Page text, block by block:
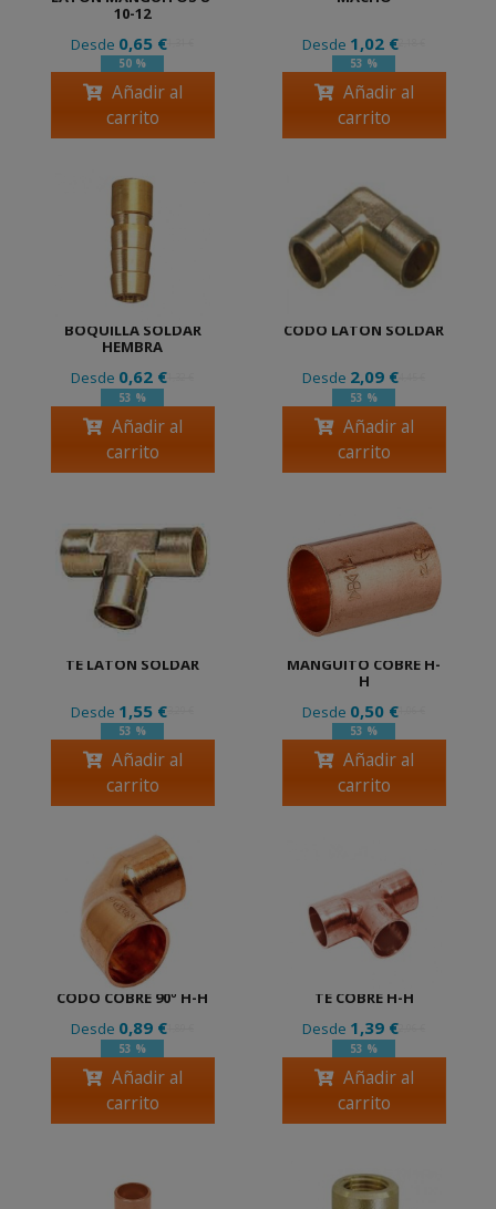
10-12
Desde 0,65 €
50 %
Añadir al
carrito
Desde 1,02 €
53 %
Añadir al
carrito
BOQUILLA SOLDAR
HEMBRA
Desde 0,62 €
53 %
Añadir al
carrito
CODO LATON SOLDAR
Desde 2,09 €
53 %
Añadir al
carrito
TE LATON SOLDAR
Desde 1,55 €
53 %
Añadir al
carrito
MANGUITO COBRE H-
H
Desde 0,50 €
53 %
Añadir al
carrito
CODO COBRE 90º H-H
Desde 0,89 €
53 %
Añadir al
carrito
TE COBRE H-H
Desde 1,39 €
53 %
Añadir al
carrito